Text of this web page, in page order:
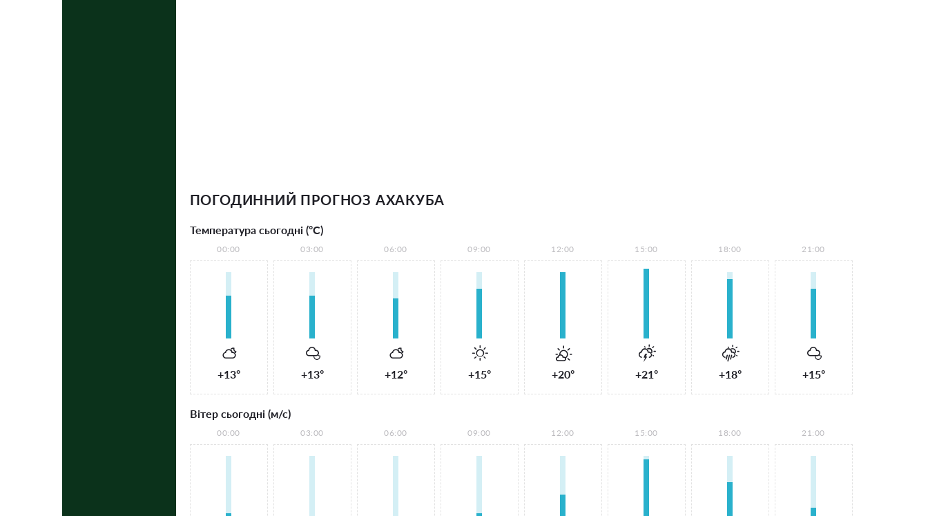
ПОГОДИННИЙ ПРОГНОЗ АХАКУБА
Температура сьогодні (°С)
00:00
+13°
03:00
+13°
06:00
+12°
09:00
+15°
12:00
+20°
15:00
+21°
18:00
+18°
21:00
+15°
Вітер сьогодні (м/с)
00:00 03:00 06:00 09:00 12:00 15:00 18:00 21:00